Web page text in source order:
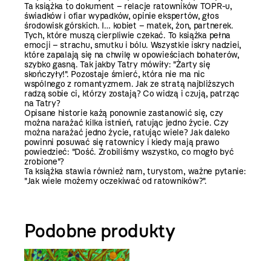
Ta książka to dokument – relacje ratowników TOPR-u,
świadków i ofiar wypadków, opinie ekspertów, głos
środowisk górskich. I… kobiet – matek, żon, partnerek.
Tych, które muszą cierpliwie czekać. To książka pełna
emocji – strachu, smutku i bólu. Wszystkie iskry nadziei,
które zapalają się na chwilę w opowieściach bohaterów,
szybko gasną. Tak jakby Tatry mówiły: "Żarty się
skończyły!". Pozostaje śmierć, która nie ma nic
wspólnego z romantyzmem. Jak ze stratą najbliższych
radzą sobie ci, którzy zostają? Co widzą i czują, patrząc
na Tatry?
Opisane historie każą ponownie zastanowić się, czy
można narażać kilka istnień, ratując jedno życie. Czy
można narażać jedno życie, ratując wiele? Jak daleko
powinni posuwać się ratownicy i kiedy mają prawo
powiedzieć: "Dość. Zrobiliśmy wszystko, co mogło być
zrobione"?
Ta książka stawia również nam, turystom, ważne pytanie:
"Jak wiele możemy oczekiwać od ratowników?".
Podobne produkty